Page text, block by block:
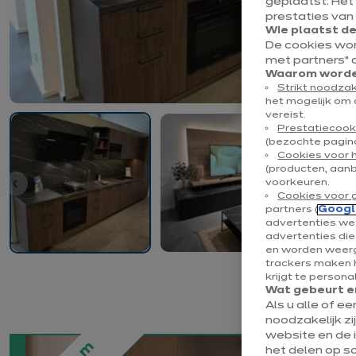
prestaties van
Wie plaatst
De cookies
met partners”
Waarom
Strikt
het mogelijk om
vereist.
(bezochte
Cookies voor
(producten,
voorkeuren.
Cookies voor
partners (
advertenties
advertenties die
en worden
trackers maken
krijgt te
Wat gebeurt
Als u alle of
noodzakelijk
website en de
het delen op